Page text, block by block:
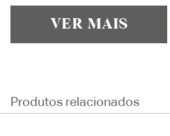
VER MAIS
Produtos relacionados